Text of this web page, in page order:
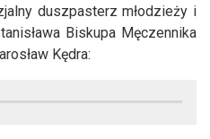
duszpasterz młodzieży i
Biskupa Męczennika
Kędra: